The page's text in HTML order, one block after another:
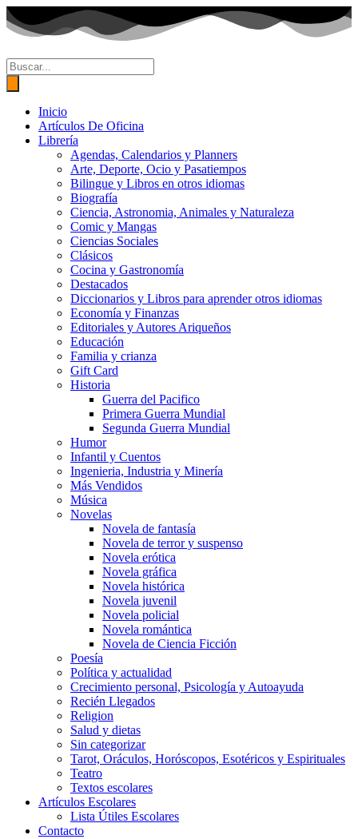
Ir
al
contenido
Búsqueda
de
productos
Inicio
Artículos De Oficina
Librería
Agendas, Calendarios y Planners
Arte, Deporte, Ocio y Pasatiempos
Bilingue y Libros en otros idiomas
Biografía
Ciencia, Astronomia, Animales y Naturaleza
Comic y Mangas
Ciencias Sociales
Clásicos
Cocina y Gastronomía
Destacados
Diccionarios y Libros para aprender otros idiomas
Economía y Finanzas
Editoriales y Autores Ariqueños
Educación
Familia y crianza
Gift Card
Historia
Guerra del Pacifico
Primera Guerra Mundial
Segunda Guerra Mundial
Humor
Infantil y Cuentos
Ingenieria, Industria y Minería
Más Vendidos
Música
Novelas
Novela de fantasía
Novela de terror y suspenso
Novela erótica
Novela gráfica
Novela histórica
Novela juvenil
Novela policial
Novela romántica
Novela de Ciencia Ficción
Poesía
Política y actualidad
Crecimiento personal, Psicología y Autoayuda
Recién Llegados
Religion
Salud y dietas
Sin categorizar
Tarot, Oráculos, Horóscopos, Esotéricos y Espirituales
Teatro
Textos escolares
Artículos Escolares
Lista Útiles Escolares
Contacto